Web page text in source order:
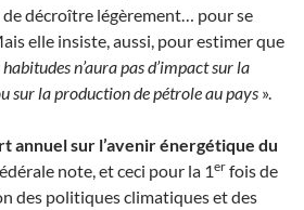
de décroître légèrement… pour se
elle insiste, aussi, pour estimer que
n’aura pas d’impact sur la
sur la production de pétrole au pays ».
annuel sur l’avenir énergétique du
note, et ceci pour la 1er fois de
des politiques climatiques et des